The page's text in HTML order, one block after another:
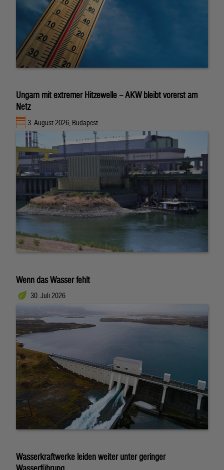
Ungarn mit extremer Hitzewelle – AKW bleibt vorerst am
Netz
3. August 2026, Budapest
Wenn das Wasser fehlt
30. Juli 2026
Wasserkraftwerke leiden weiter unter geringer